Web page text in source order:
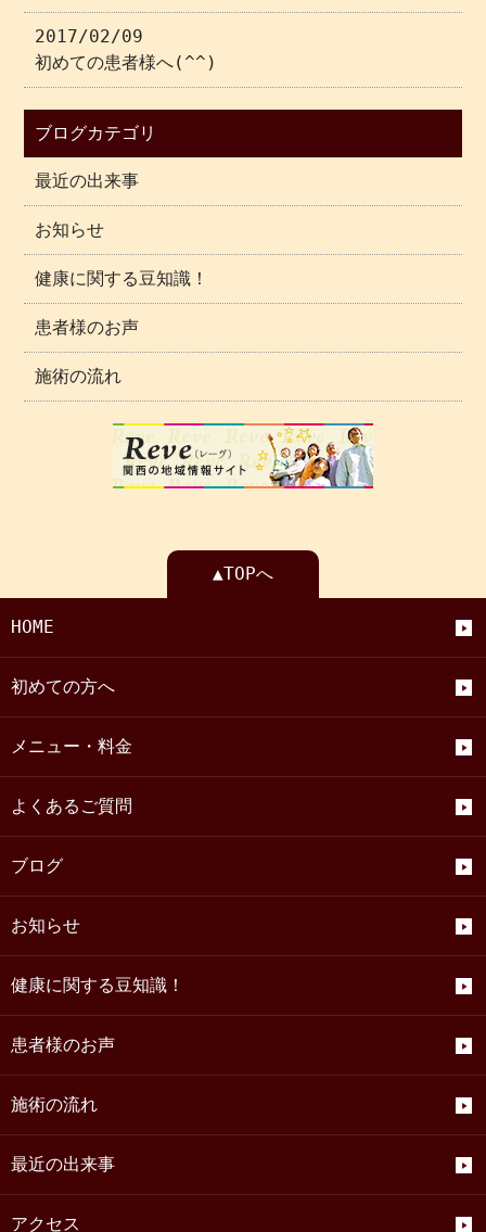
2017/02/09
初めての患者様へ(^^)
ブログカテゴリ
最近の出来事
お知らせ
健康に関する豆知識！
患者様のお声
施術の流れ
▲TOPへ
HOME
初めての方へ
メニュー・料金
よくあるご質問
ブログ
お知らせ
健康に関する豆知識！
患者様のお声
施術の流れ
最近の出来事
アクセス